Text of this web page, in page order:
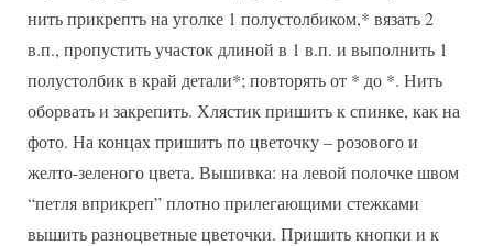
нить прикрепть на уголке 1 полустолбиком,* вязать 2
в.п., пропустить участок длиной в 1 в.п. и выполнить 1
полустолбик в край детали*; повторять от * до *. Нить
оборвать и закрепить. Хлястик пришить к спинке, как на
фото. На концах пришить по цветочку – розового и
желто-зеленого цвета. Вышивка: на левой полочке швом
“петля вприкреп” плотно прилегающими стежками
вышить разноцветные цветочки. Пришить кнопки и к